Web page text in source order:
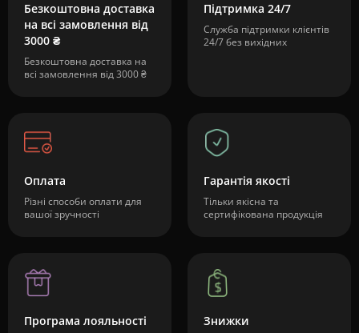
Безкоштовна доставка
на всі замовлення від
3000 ₴
Безкоштовна доставка на
всі замовлення від 3000 ₴
Підтримка 24/7
Служба підтримки клієнтів
24/7 без вихідних
Оплата
Різні способи оплати для
вашої зручності
Гарантія якості
Тільки якісна та
сертифікована продукція
Програма лояльності Знижки